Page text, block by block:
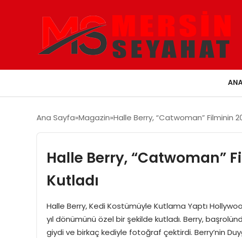
Ana Sayfa Magazin Halle Berry, “Catwoman” Filminin
Halle Berry, “Catwoman”
Kutladı
Halle Berry, Kedi Kostümüyle Kutlama Yaptı
yıl dönümünü özel bir şekilde kutladı. Berry,
giydi ve birkaç kediyle fotoğraf çektirdi. Berry’nin